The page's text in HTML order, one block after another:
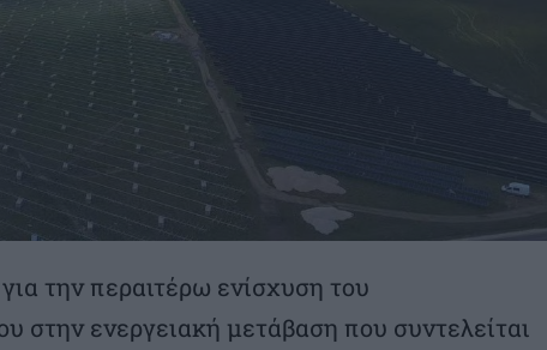
την περαιτέρω ενίσχυση του
στην ενεργειακή μετάβαση που συντελείται